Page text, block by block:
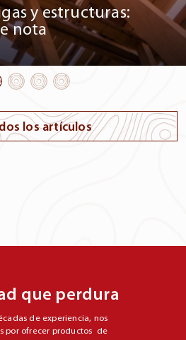
una opción distintiva
los artículos
que perdura
de experiencia, nos
por ofrecer productos de